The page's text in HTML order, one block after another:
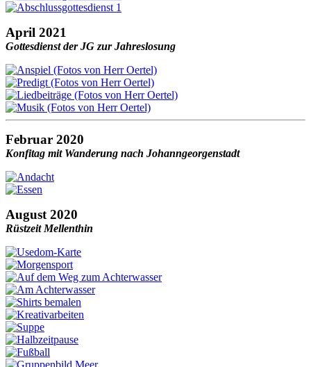
April 2021
Gottesdienst der JG zur Jahreslosung
Februar 2020
Konfitag mit Wanderung nach Johanngeorgenstadt
August 2020
Rüstzeit Mellenthin